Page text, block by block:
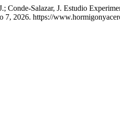
Conde-Salazar, J. Estudio
7, 2026. https://